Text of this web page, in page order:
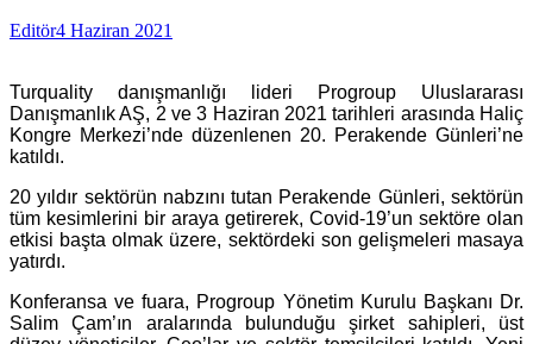
Editör4 Haziran 2021
Turquality danışmanlığı lideri Progroup Uluslararası
Danışmanlık AŞ, 2 ve 3 Haziran 2021 tarihleri arasında Haliç
Kongre Merkezi’nde düzenlenen 20. Perakende Günleri’ne
katıldı.
20 yıldır sektörün nabzını tutan Perakende Günleri, sektörün
tüm kesimlerini bir araya getirerek, Covid-19’un sektöre olan
etkisi başta olmak üzere, sektördeki son gelişmeleri masaya
yatırdı.
Konferansa ve fuara, Progroup Yönetim Kurulu Başkanı Dr.
Salim Çam’ın aralarında bulunduğu şirket sahipleri, üst